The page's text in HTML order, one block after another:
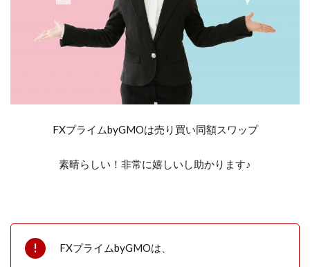
FXプライムbyGMOは売り買い同額スワップ
素晴らしい！非常に嬉しいし助かります♪
FXプライムbyGMOは、